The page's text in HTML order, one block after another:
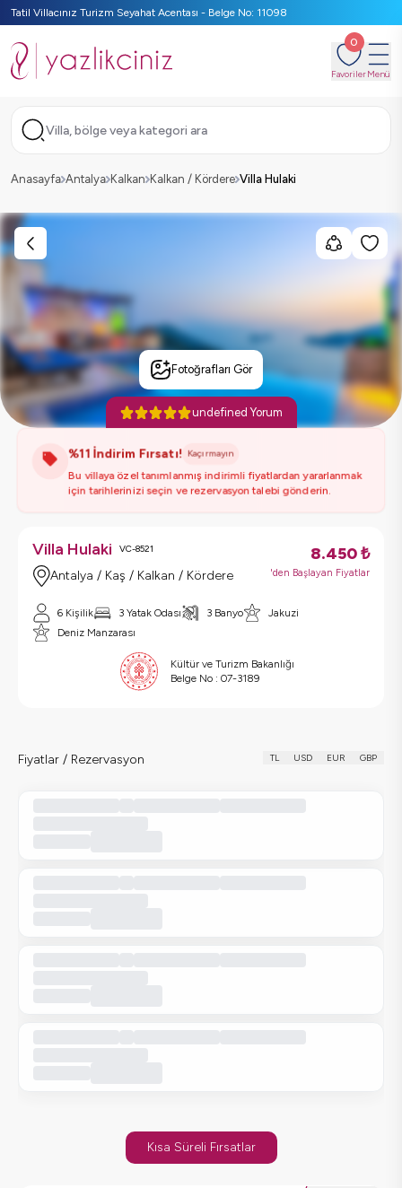
Tatil Villacınız Turizm Seyahat Acentası - Belge No: 11098
0
FavorilerMenü
Villa, bölge veya kategori ara
Anasayfa Antalya Kalkan Kalkan / Kördere Villa Hulaki
Fotoğrafları Gör
undefined Yorum
%11 İndirim Fırsatı! Kaçırmayın
Bu villaya özel tanımlanmış indirimli fiyatlardan yararlanmak
için tarihlerinizi seçin ve rezervasyon talebi gönderin.
Villa Hulaki VC-8521
Antalya / Kaş / Kalkan / Kördere
8.450₺
'den Başlayan Fiyatlar
6 Kişilik 3 Yatak Odası 3 Banyo
Jakuzi
Deniz Manzarası
Kültür ve Turizm Bakanlığı
Belge No : 07-3189
Fiyatlar / Rezervasyon TL USD EUR GBP
Kısa Süreli Fırsatlar